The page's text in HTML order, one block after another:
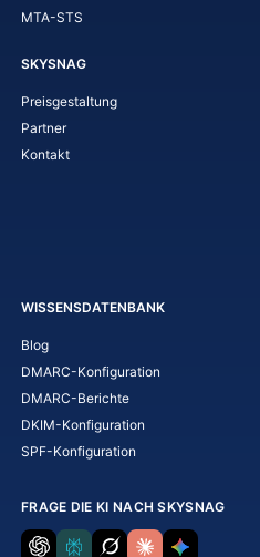
MTA-STS
SKYSNAG
Preisgestaltung
Partner
Kontakt
WISSENSDATENBANK
Blog
DMARC-Konfiguration
DMARC-Berichte
DKIM-Konfiguration
SPF-Konfiguration
FRAGE DIE KI NACH SKYSNAG